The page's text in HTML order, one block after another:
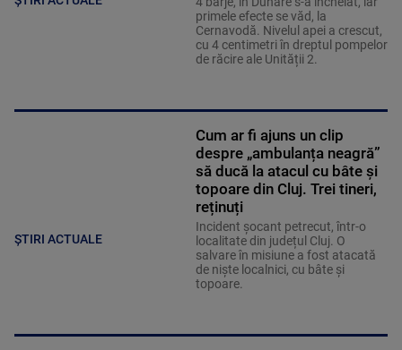
primele efecte se văd, la
Cernavodă. Nivelul apei a crescut,
cu 4 centimetri în dreptul pompelor
de răcire ale Unității 2.
ȘTIRI ACTUALE
Cum ar fi ajuns un clip
despre „ambulanța neagră”
să ducă la atacul cu bâte și
topoare din Cluj. Trei tineri,
reținuți
Incident șocant petrecut, într-o
localitate din județul Cluj. O
salvare în misiune a fost atacată
de niște localnici, cu bâte și
topoare.